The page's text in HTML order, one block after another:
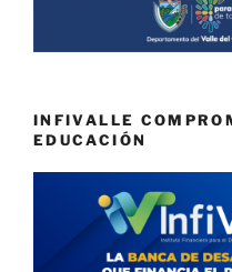
INFIVALLE
EDUCACIÓN